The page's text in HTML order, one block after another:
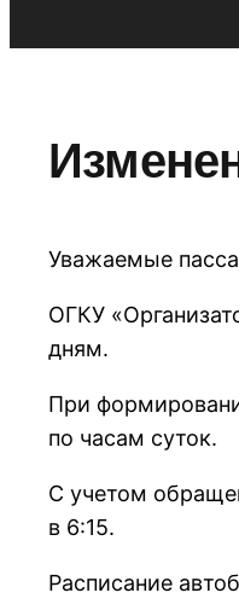
Уважаемые
ОГКУ
дням.
При
по часам суток.
С учетом
в 6:15.
Расписание